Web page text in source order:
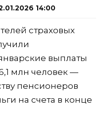
14:00
страховых
выплаты
млн человек —
пенсионеров
на счета в конце